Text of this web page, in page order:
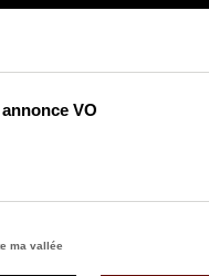
VO
ma vallée